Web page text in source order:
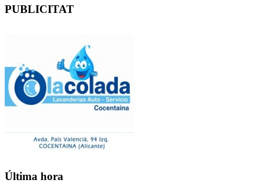
PUBLICITAT
Última hora